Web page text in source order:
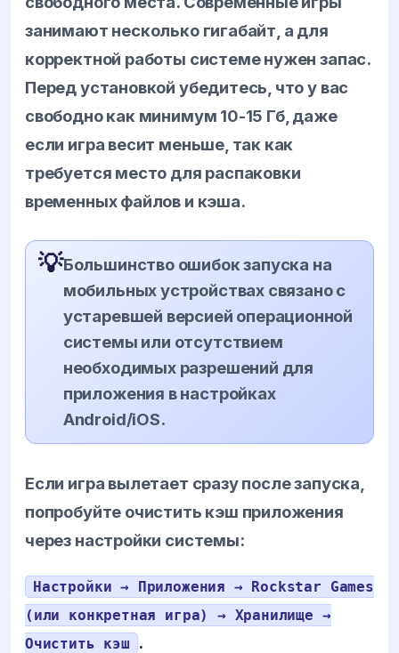
занимают несколько гигабайт, а для
корректной работы системе нужен запас.
Перед установкой убедитесь, что у вас
свободно как минимум 10-15 Гб, даже
если игра весит меньше, так как
требуется место для распаковки
временных файлов и кэша.
💡Большинство ошибок запуска на
мобильных устройствах связано с
устаревшей версией операционной
системы или отсутствием
необходимых разрешений для
приложения в настройках
Android/iOS.
Если игра вылетает сразу после запуска,
попробуйте очистить кэш приложения
через настройки системы:
Настройки → Приложения → Rockstar Games
(или конкретная игра) → Хранилище →
Очистить кэш
.